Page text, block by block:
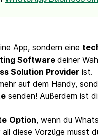
App, sondern eine
Softwaredeiner
Solution Provider ist.
auf dem Handy,
senden! Außerdem ist
Option, wenn du
diese Vorzüge musst